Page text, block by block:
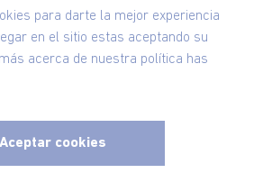
para darte la mejor experiencia
en el sitio estas aceptando su
acerca de nuestra política has
Aceptar cookies